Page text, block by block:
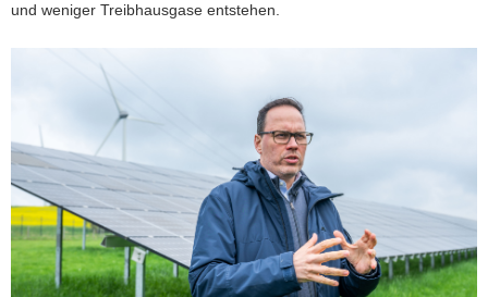
und weniger Treibhausgase entstehen.